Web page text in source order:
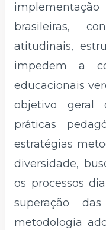
brasileiras,
atitudinais,
impedem a
educacionais
objetivo geral
práticas
estratégias
diversidade,
os processos
superação
metodologia